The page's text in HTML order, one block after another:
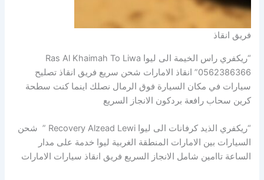
فريق انقاذ
“ريكفري راس الخيمة الى ليوا Ras Al Khaimah To Liwa
0562386366” انقاذ الامارات شحن سريع فريق انقاذ تصليح
سيارات في مكان السيارة فوق الرمال نصلك اينما كنت سطحة
كرين سحاب رافعة بردكون الانجاز السريع
“ريكفري الذيد كرفانات الى ليوا Recovery Alzead Lewi ” شحن
السيارات بين الامارات المنطقة الغربية ليوا خدمة على مدار
الساعة تاامين شامل الانجاز السريع فريق انقاذ سيارات الامارات